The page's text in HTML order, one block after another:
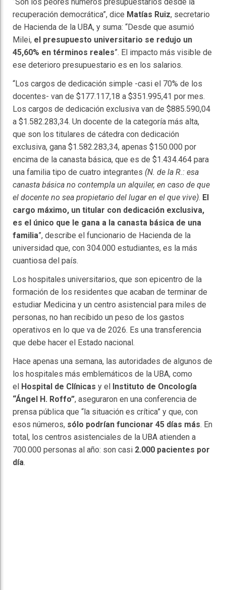
recuperación democrática”, dice Matías Ruiz, secretario
de Hacienda de la UBA, y suma: “Desde que asumió
Milei, el presupuesto universitario se redujo un
45,60% en términos reales”. El impacto más visible de
ese deterioro presupuestario es en los salarios.
“Los cargos de dedicación simple -casi el 70% de los
docentes- van de $177.117,18 a $351.995,41 por mes.
Los cargos de dedicación exclusiva van de $885.590,04
a $1.582.283,34. Un docente de la categoría más alta,
que son los titulares de cátedra con dedicación
exclusiva, gana $1.582.283,34, apenas $150.000 por
encima de la canasta básica, que es de $1.434.464 para
una familia tipo de cuatro integrantes (N. de la R.: esa
canasta básica no contempla un alquiler, en caso de que
el docente no sea propietario del lugar en el que vive). El
cargo máximo, un titular con dedicación exclusiva,
es el único que le gana a la canasta básica de una
familia”, describe el funcionario de Hacienda de la
universidad que, con 304.000 estudiantes, es la más
cuantiosa del país.
Los hospitales universitarios, que son epicentro de la
formación de los residentes que acaban de terminar de
estudiar Medicina y un centro asistencial para miles de
personas, no han recibido un peso de los gastos
operativos en lo que va de 2026. Es una transferencia
que debe hacer el Estado nacional.
Hace apenas una semana, las autoridades de algunos de
los hospitales más emblemáticos de la UBA, como
el
Hospital de Clínicas y el
Instituto de Oncología
“Ángel H. Roffo”, aseguraron en una conferencia de
prensa pública que “la situación es crítica” y que, con
esos números, sólo podrían funcionar 45 días más. En
total, los centros asistenciales de la UBA atienden a
700.000 personas al año: son casi 2.000 pacientes por
día.